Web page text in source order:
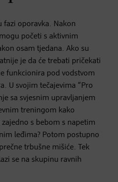
fazi oporavka. Nakon
početi s aktivnim
osam tjedana. Ako su
je da će trebati pričekati
funkcionira pod vodstvom
U svojim tečajevima “Pro
sa svjesnim upravljanjem
treningom kako
s bebom s napetim
leđima? Potom postupno
trbušne mišiće. Tek
se na skupinu ravnih